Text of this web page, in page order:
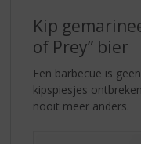
Kip
of Prey” bier
Een barbecue is
kipspiesjes
nooit meer anders.